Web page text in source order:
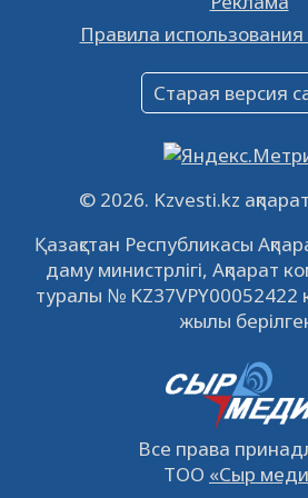
16.12.2022
Объявление
09.12.2022
Свободные рабочие места
встречу с инвесторами в
ноября
21.11.2022
© 2026. Kzvesti.kz
Қазақстан Республикасы
даму министрлігі, Ақпарат
туралы № KZ37VPY00052422
жылы
Все права
ТОО «Сыр
Правила
Старая версия